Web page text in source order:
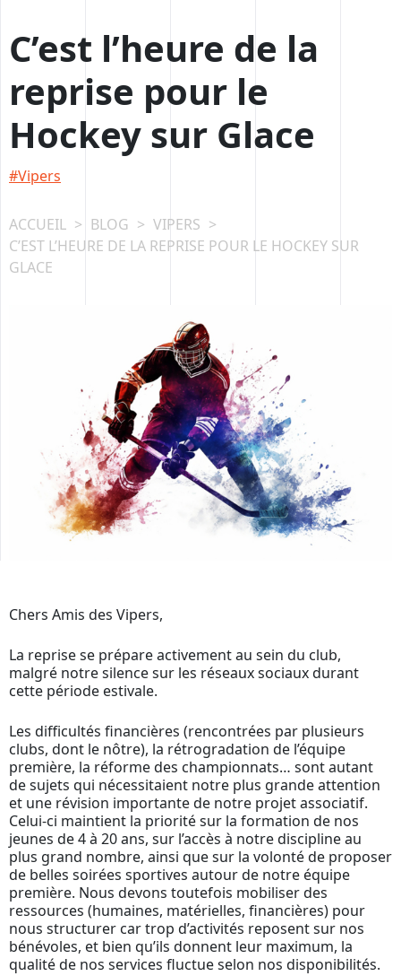
contenu
C’est l’heure de la
reprise pour le
Hockey sur Glace
Vipers
ACCUEIL > BLOG > VIPERS >
C’EST L’HEURE DE LA REPRISE POUR LE HOCKEY SUR
GLACE
Chers Amis des Vipers,
La reprise se prépare activement au sein du club,
malgré notre silence sur les réseaux sociaux durant
cette période estivale.
Les difficultés financières (rencontrées par plusieurs
clubs, dont le nôtre), la rétrogradation de l’équipe
première, la réforme des championnats… sont autant
de sujets qui nécessitaient notre plus grande attention
et une révision importante de notre projet associatif.
Celui-ci maintient la priorité sur la formation de nos
jeunes de 4 à 20 ans, sur l’accès à notre discipline au
plus grand nombre, ainsi que sur la volonté de proposer
de belles soirées sportives autour de notre équipe
première. Nous devons toutefois mobiliser des
ressources (humaines, matérielles, financières) pour
nous structurer car trop d’activités reposent sur nos
bénévoles, et bien qu’ils donnent leur maximum, la
qualité de nos services fluctue selon nos disponibilités.